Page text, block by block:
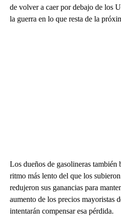
de volver a caer por debajo de los
la guerra en lo que resta de la
Los dueños de gasolineras también
ritmo más lento del que los
redujeron sus ganancias para
aumento de los precios mayoristas
intentarán compensar esa pérdida.